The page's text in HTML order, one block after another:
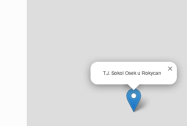
T.J. Sokol Osek u Rokycan ×